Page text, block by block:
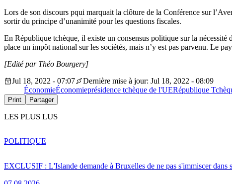
Lors de son discours pqui marquait la clôture de la Conférence sur
sortir du principe d’unanimité pour les questions fiscales.
En République tchèque, il existe un consensus politique sur la
place un impôt national sur les sociétés, mais n’y est pas parvenu. Le
[Edité par Théo Bourgery]
Jul 18, 2022 - 07:07
Dernière mise à jour: Jul 18, 2022 - 08:09
ÉconomieÉconomieprésidence tchèque de l'UERépublique
Print Partager
LES PLUS LUS
EXCLUSIF : L'Islande demande à Bruxelles de ne pas s'immiscer dans
POLITIQUE